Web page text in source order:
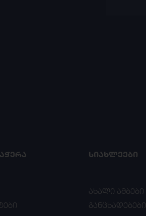
ᲡᲘᲐᲮᲚᲔᲔᲑᲘ
ახალი ამბები
განცხადებები